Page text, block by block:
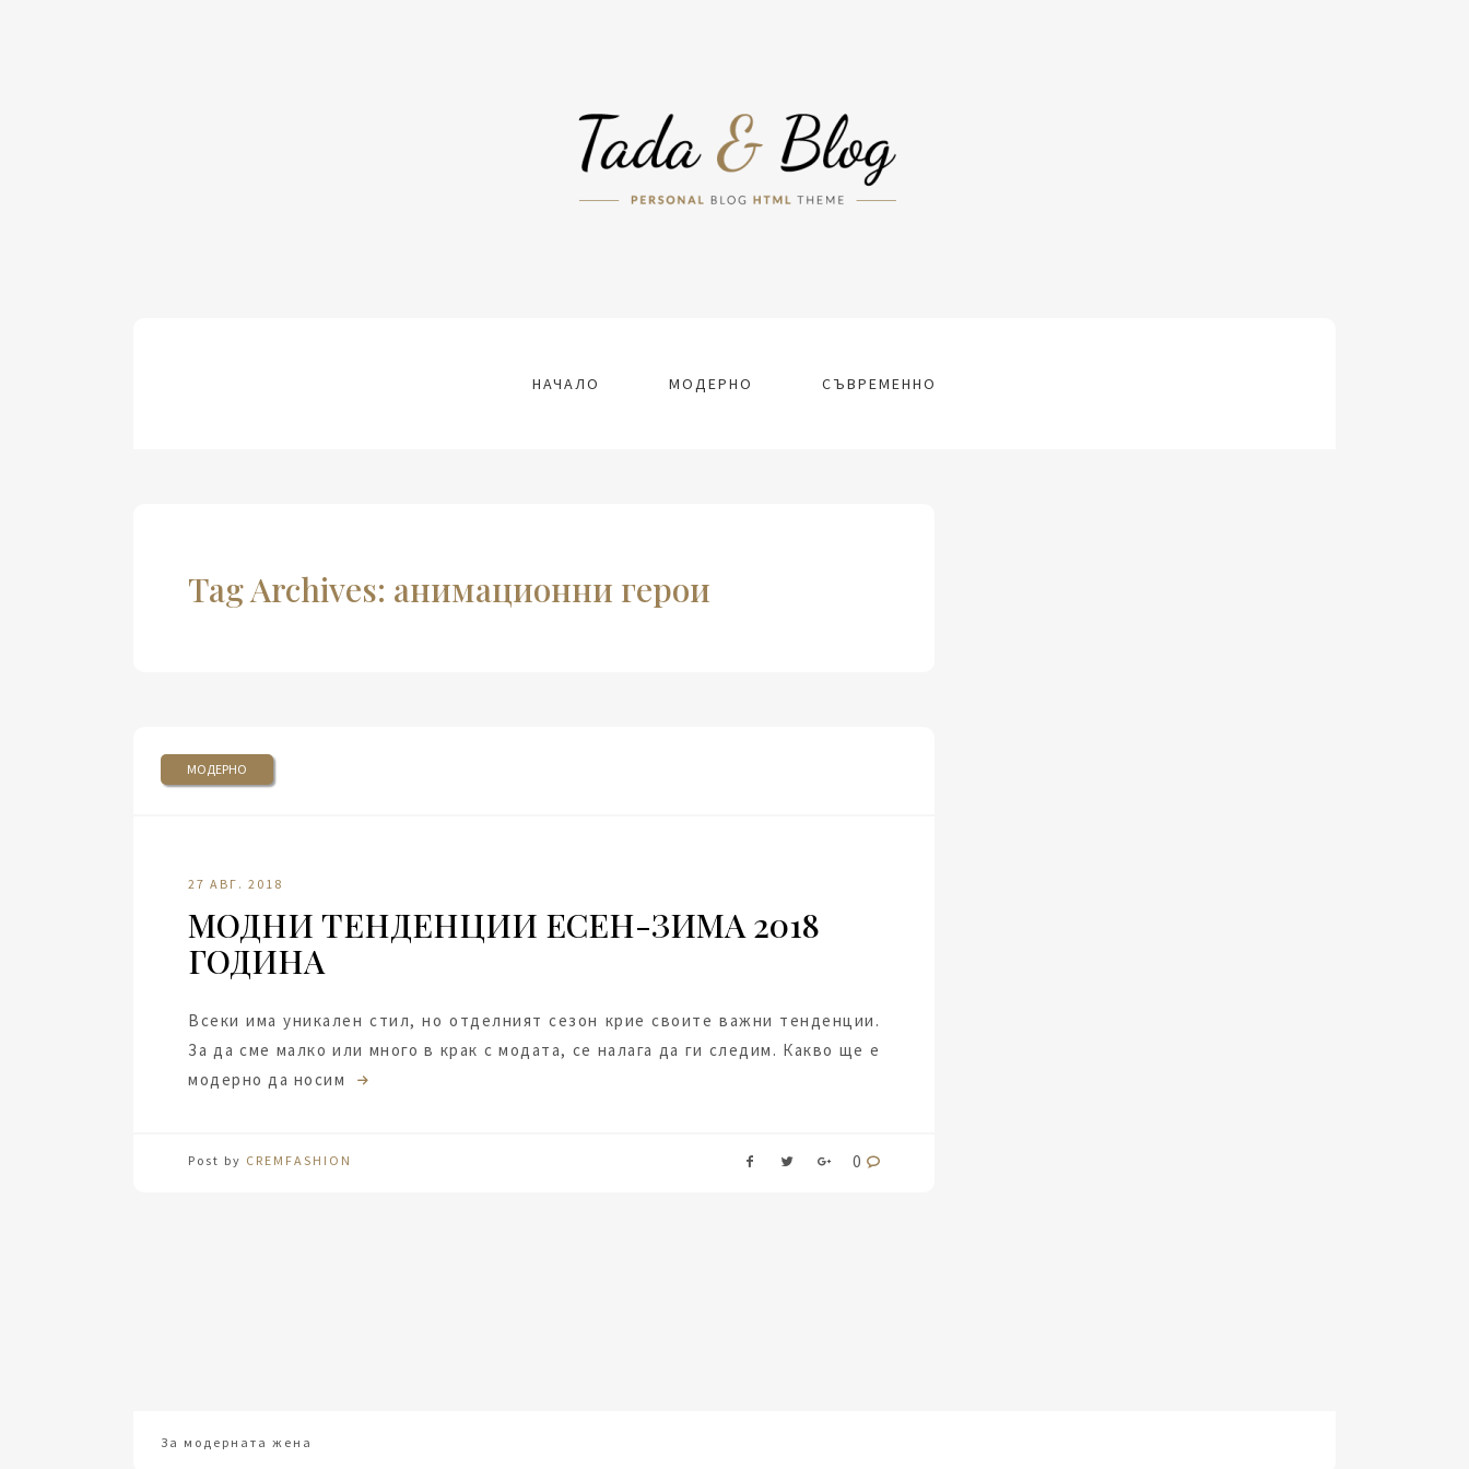
НАЧАЛО МОДЕРНО СЪВРЕМЕННО
Tag Archives: анимационни герои
МОДЕРНО
27 АВГ. 2018
МОДНИ ТЕНДЕНЦИИ ЕСЕН-ЗИМА 2018
ГОДИНА
Всеки има уникален стил, но отделният сезон крие своите важни тенденции.
За да сме малко или много в крак с модата, се налага да ги следим. Какво ще е
модерно да носим
Post by CREMFASHION 0
За модерната жена